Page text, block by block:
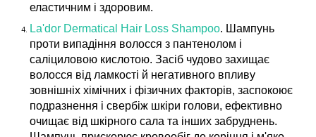
еластичним і здоровим.
La'dor Dermatical Hair Loss Shampoo. Шампунь
проти випадіння волосся з пантенолом і
саліциловою кислотою. Засіб чудово захищає
волосся від ламкості й негативного впливу
зовнішніх хімічних і фізичних факторів, заспокоює
подразнення і свербіж шкіри голови, ефективно
очищає від шкірного сала та інших забруднень.